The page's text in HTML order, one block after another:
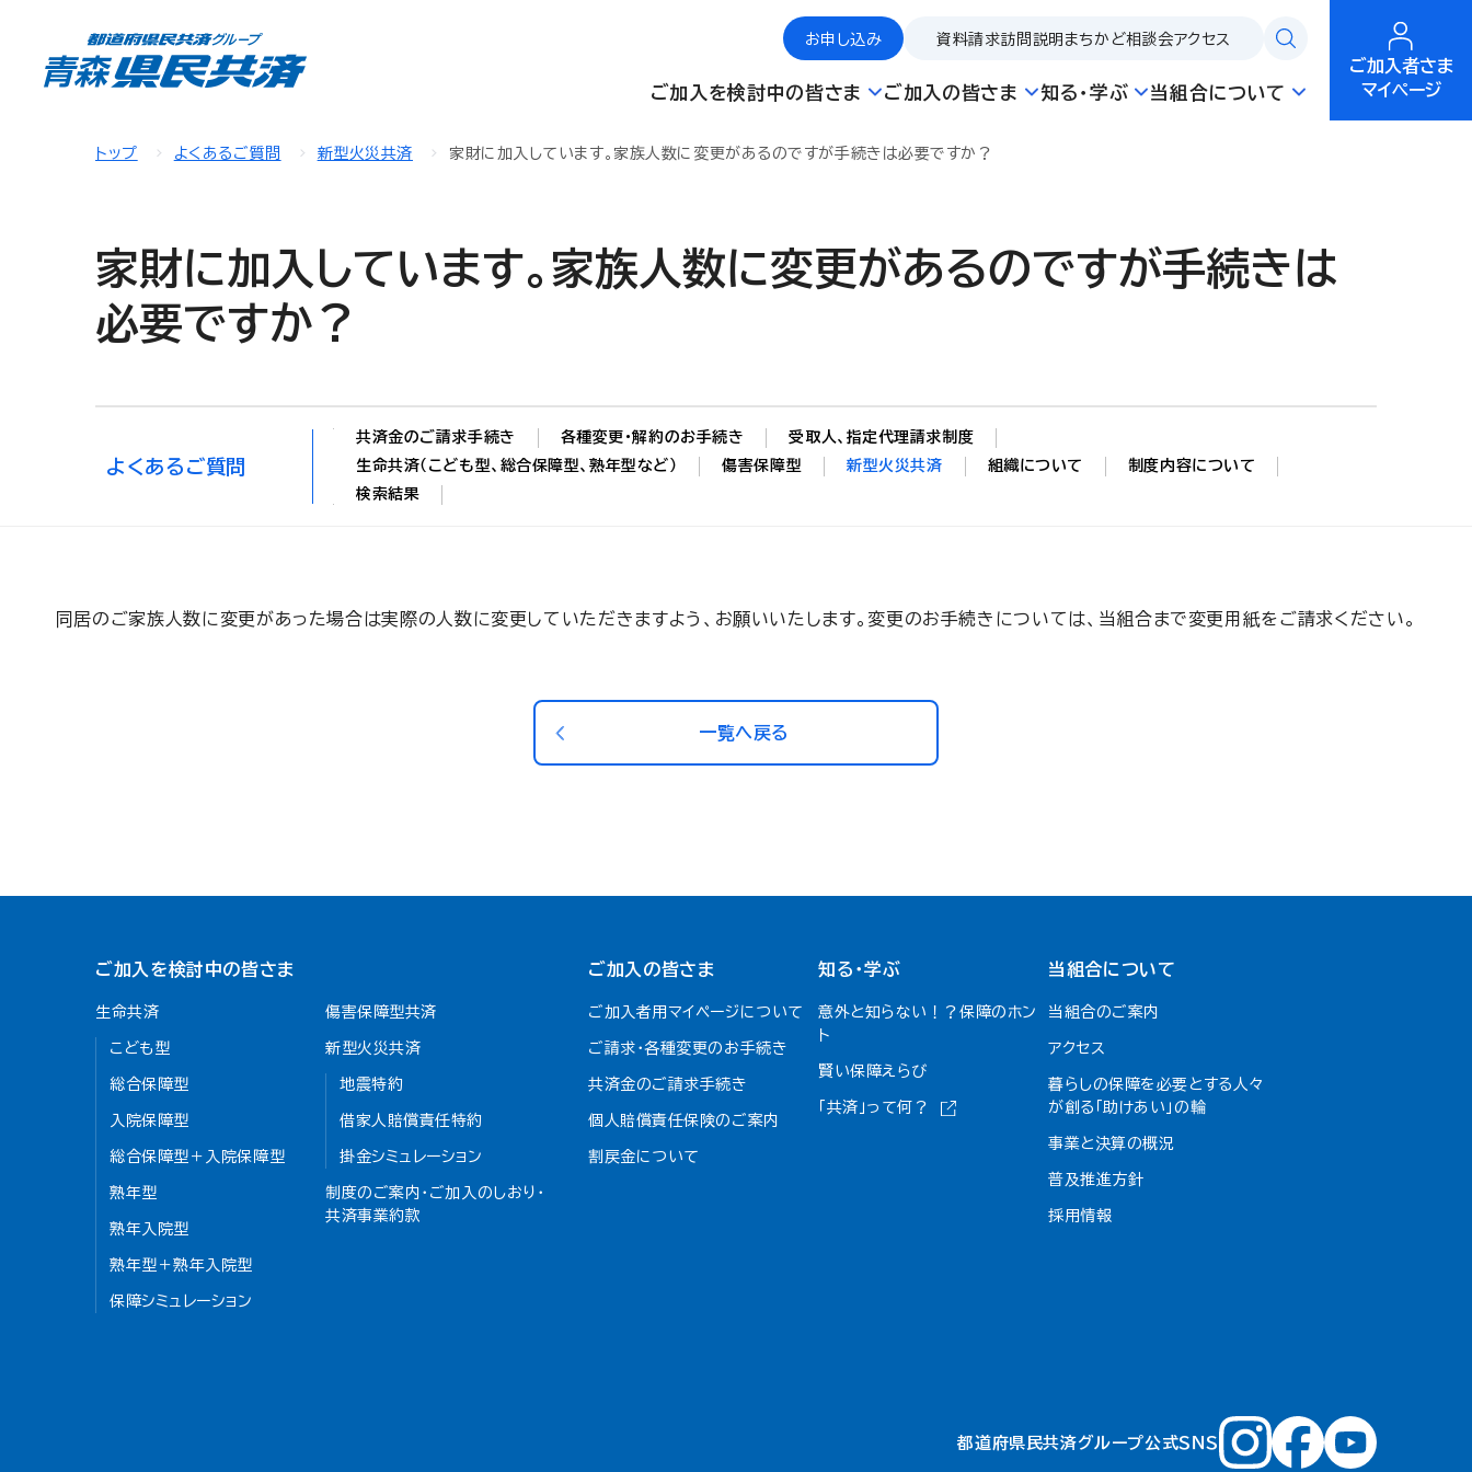
お申し込み 資料請求訪問説明 まちかど相談会アクセス
ご加入を検討中の皆さま ご加入の皆さま 知る・学ぶ 当組合について
ご加入者さま
マイページ
トップ よくあるご質問 新型火災共済 家財に加入しています。家族人数に変更があるのですが手続きは必要ですか？
家財に加入しています。家族人数に変更があるのですが手続きは
必要ですか？
よくあるご質問
共済金のご請求手続き 各種変更・解約のお手続き
受取人、指定代理請求制度
生命共済（こども型、総合保障型、熟年型など）
傷害保障型 新型火災共済 組織について
制度内容について
検索結果
同居のご家族人数に変更があった場合は実際の人数に変更していただきますよう、お願いいたします。変更のお手続きについては、当組合まで変更用紙をご請求ください。
一覧へ戻る
ご加入を検討中の皆さま
生命共済
こども型
総合保障型
入院保障型
総合保障型＋入院保障型
熟年型
熟年入院型
熟年型＋熟年入院型
保障シミュレーション
傷害保障型共済
新型火災共済
地震特約
借家人賠償責任特約
掛金シミュレーション
制度のご案内・ご加入のしおり・
共済事業約款
ご加入の皆さま
ご加入者用マイページについて
ご請求・各種変更のお手続き
共済金のご請求手続き
個人賠償責任保険のご案内
割戻金について​
知る・学ぶ
意外と知らない！？保障のホン
ト
賢い保障えらび
「共済」って何？
当組合について
当組合のご案内
アクセス
暮らしの保障を必要とする人々
が創る「助けあい」の輪
事業と決算の概況
普及推進方針
採用情報
都道府県民共済グループ公式ＳＮＳ